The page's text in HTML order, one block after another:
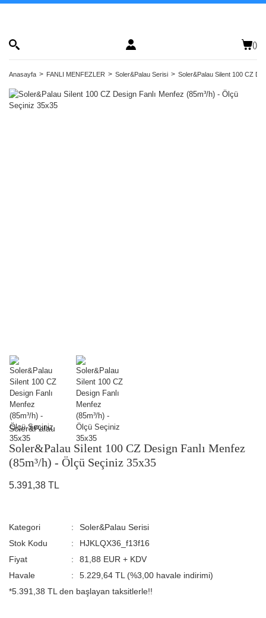
()
Anasayfa FANLI MENFEZLER Soler&Palau Serisi Soler&Palau Silent 100 CZ
Soler&Palau
Soler&Palau Silent 100 CZ Design Fanlı Menfez
(85m³/h) - Ölçü Seçiniz 35x35
5.391,38 TL
Kategori
Soler&Palau Serisi
Stok Kodu
HJKLQX36_f13f16
Fiyat
81,88 EUR + KDV
Havale
5.229,64 TL (%3,00 havale indirimi)
*5.391,38 TL den başlayan taksitlerle!!